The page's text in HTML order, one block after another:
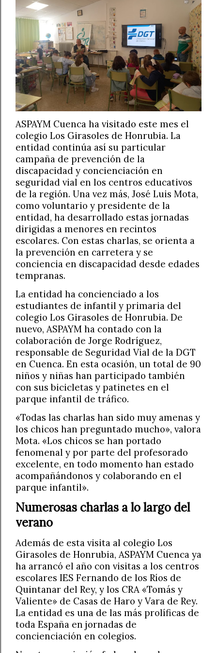
ASPAYM Cuenca ha visitado este mes el
colegio Los Girasoles de Honrubia. La
entidad continúa así su particular
campaña de prevención de la
discapacidad y concienciación en
seguridad vial en los centros educativos
de la región. Una vez más, José Luis Mota,
como voluntario y presidente de la
entidad, ha desarrollado estas jornadas
dirigidas a menores en recintos
escolares. Con estas charlas, se orienta a
la prevención en carretera y se
conciencia en discapacidad desde edades
tempranas.
La entidad ha concienciado a los
estudiantes de infantil y primaria del
colegio Los Girasoles de Honrubia. De
nuevo, ASPAYM ha contado con la
colaboración de Jorge Rodríguez,
responsable de Seguridad Vial de la DGT
en Cuenca. En esta ocasión, un total de 90
niños y niñas han participado también
con sus bicicletas y patinetes en el
parque infantil de tráfico.
«Todas las charlas han sido muy amenas y
los chicos han preguntado mucho», valora
Mota. «Los chicos se han portado
fenomenal y por parte del profesorado
excelente, en todo momento han estado
acompañándonos y colaborando en el
parque infantil».
Numerosas charlas a lo largo del
verano
Además de esta visita al colegio Los
Girasoles de Honrubia, ASPAYM Cuenca ya
ha arrancó el año con visitas a los centros
escolares IES Fernando de los Ríos de
Quintanar del Rey, y los CRA «Tomás y
Valiente» de Casas de Haro y Vara de Rey.
La entidad es una de las más prolíficas de
toda España en jornadas de
concienciación en colegios.